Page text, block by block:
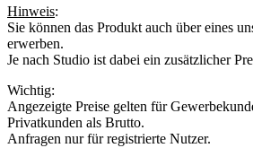
Hinweis:
Sie können das Produkt auch über eines
erwerben.
Je nach Studio ist dabei ein zusätzlicher
Wichtig:
Angezeigte Preise gelten für
Privatkunden als Brutto.
Anfragen nur für registrierte Nutzer.